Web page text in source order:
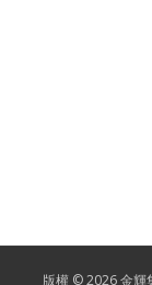
版權 © 2026 金輝